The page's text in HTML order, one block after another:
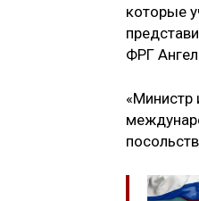
которые
ФРГ
«Министр